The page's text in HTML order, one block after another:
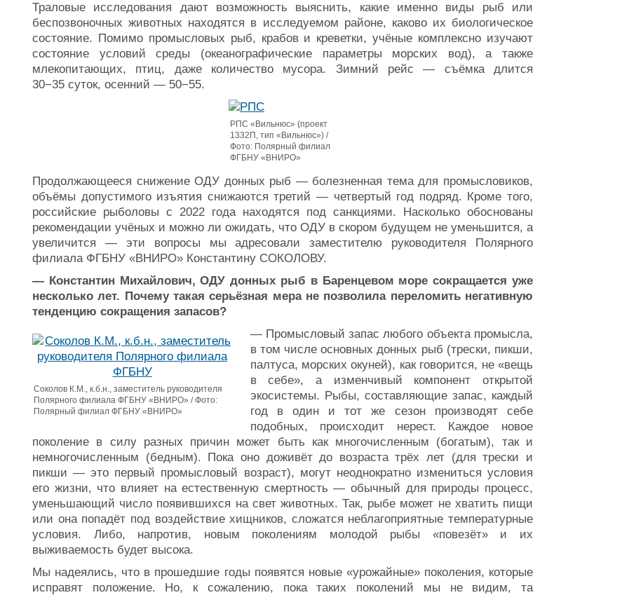
Траловые исследования дают возможность выяснить, какие именно виды рыб или
беспозвоночных животных находятся в исследуемом районе, каково их биологическое
состояние. Помимо промысловых рыб, крабов и креветки, учёные комплексно изучают
состояние условий среды (океанографические параметры морских вод), а также
млекопитающих, птиц, даже количество мусора. Зимний рейс — съёмка длится
30−35 суток, осенний — 50−55.
РПС «Вильнюс» (проект
1332П, тип «Вильнюс») /
Фото: Полярный филиал
ФГБНУ «ВНИРО»
Продолжающееся снижение ОДУ донных рыб — болезненная тема для промысловиков,
объёмы допустимого изъятия снижаются третий — четвертый год подряд. Кроме того,
российские рыболовы с 2022 года находятся под санкциями. Насколько обоснованы
рекомендации учёных и можно ли ожидать, что ОДУ в скором будущем не уменьшится, а
увеличится — эти вопросы мы адресовали заместителю руководителя Полярного
филиала ФГБНУ «ВНИРО» Константину СОКОЛОВУ.
— Константин Михайлович, ОДУ донных рыб в Баренцевом море сокращается уже
несколько лет. Почему такая серьёзная мера не позволила переломить негативную
тенденцию сокращения запасов?
Соколов К.М., к.б.н., заместитель руководителя
Полярного филиала ФГБНУ «ВНИРО» / Фото:
Полярный филиал ФГБНУ «ВНИРО»
— Промысловый запас любого объекта промысла,
в том числе основных донных рыб (трески, пикши,
палтуса, морских окуней), как говорится, не «вещь
в себе», а изменчивый компонент открытой
экосистемы. Рыбы, составляющие запас, каждый
год в один и тот же сезон производят себе
подобных, происходит нерест. Каждое новое
поколение в силу разных причин может быть как многочисленным (богатым), так и
немногочисленным (бедным). Пока оно доживёт до возраста трёх лет (для трески и
пикши — это первый промысловый возраст), могут неоднократно измениться условия
его жизни, что влияет на естественную смертность — обычный для природы процесс,
уменьшающий число появившихся на свет животных. Так, рыбе может не хватить пищи
или она попадёт под воздействие хищников, сложатся неблагоприятные температурные
условия. Либо, напротив, новым поколениям молодой рыбы «повезёт» и их
выживаемость будет высока.
Мы надеялись, что в прошедшие годы появятся новые «урожайные» поколения, которые
исправят положение. Но, к сожалению, пока таких поколений мы не видим, та